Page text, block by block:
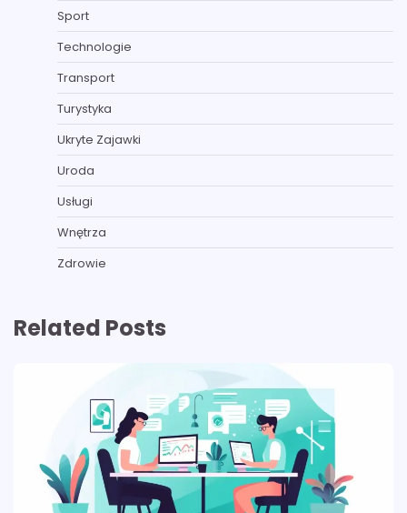
Sport
Technologie
Transport
Turystyka
Ukryte Zajawki
Uroda
Usługi
Wnętrza
Zdrowie
Related Posts